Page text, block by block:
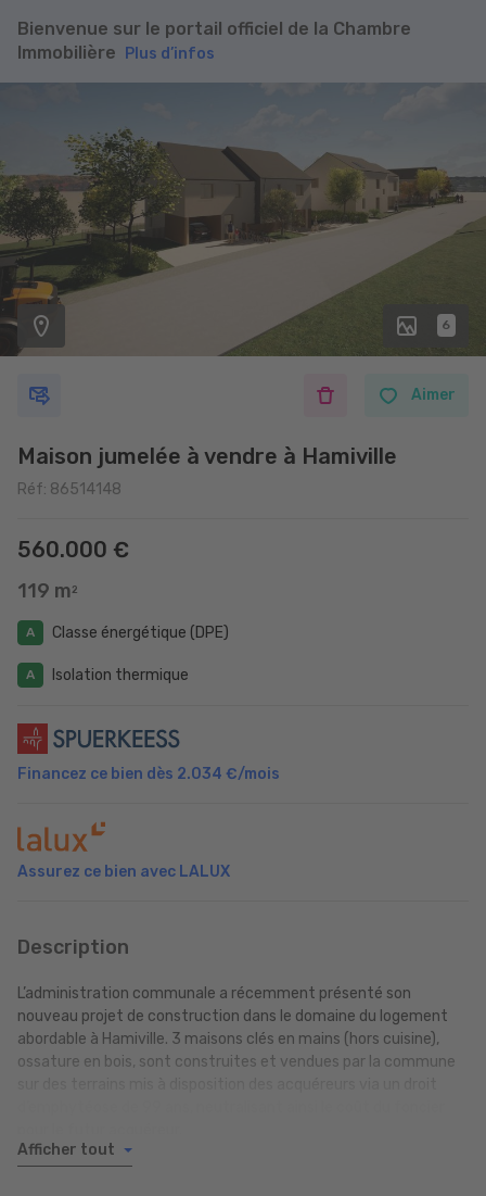
Bienvenue sur le portail officiel de la Chambre
Immobilière
Plus d’infos
6
Aimer
Maison jumelée à vendre à Hamiville
Réf: 86514148
560.000 €
119 m 2
A Classe énergétique (DPE)
A Isolation thermique
Financez ce bien dès 2.034 €/mois
Assurez ce bien avec LALUX
Description
L’administration communale a récemment présenté son
nouveau projet de construction dans le domaine du logement
abordable à Hamiville. 3 maisons clés en mains (hors cuisine),
ossature en bois, sont construites et vendues par la commune
Afficher tout